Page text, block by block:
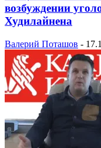
возбуждении
Худилайнена
Валерий Поташов -